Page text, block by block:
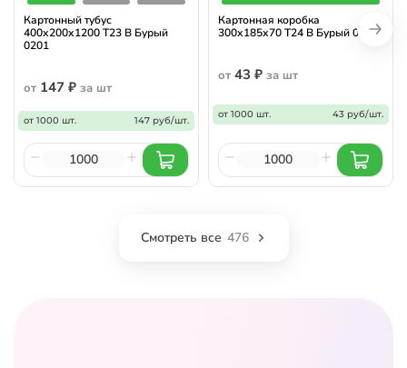
Картонный тубус
400х200х1200 Т23 B Бурый
0201
от 147 ₽ за шт
от 1000 шт. 147 руб/шт.
Картонная коробка
300х185х70 Т24 B Бурый 0427
от 43 ₽ за шт
от 1000 шт. 43 руб/шт.
Смотреть все 476